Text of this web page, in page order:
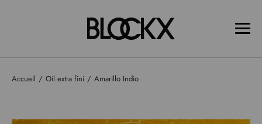
Accueil Oil extra fini Amarillo Indio